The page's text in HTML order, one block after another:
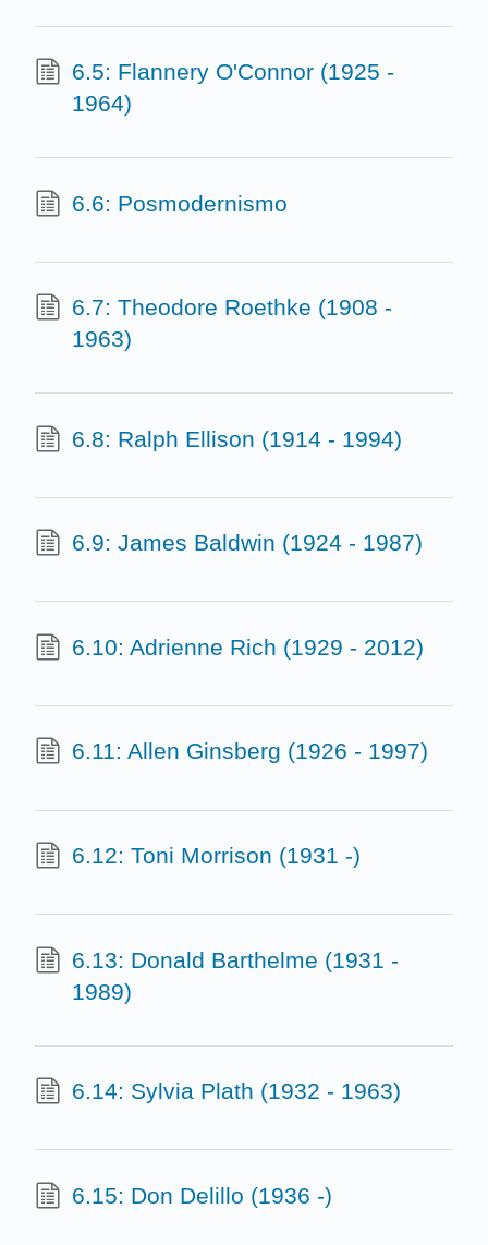
6.5: Flannery O'Connor (1925 -
1964)
6.6: Posmodernismo
6.7: Theodore Roethke (1908 -
1963)
6.8: Ralph Ellison (1914 - 1994)
6.9: James Baldwin (1924 - 1987)
6.10: Adrienne Rich (1929 - 2012)
6.11: Allen Ginsberg (1926 - 1997)
6.12: Toni Morrison (1931 -)
6.13: Donald Barthelme (1931 -
1989)
6.14: Sylvia Plath (1932 - 1963)
6.15: Don Delillo (1936 -)